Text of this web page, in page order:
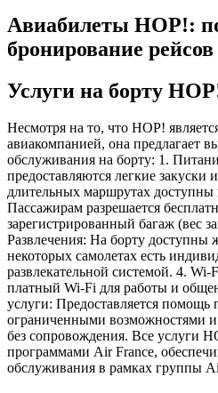
Авиабилеты HOP!:
бронирование рейсов
Услуги на борту
Несмотря на то, что HOP!
авиакомпанией, она предлагает
обслуживания на борту: 1.
предоставляются легкие закуски
длительных маршрутах доступны
Пассажирам разрешается
зарегистрированный багаж (вес
Развлечения: На борту доступны
некоторых самолетах есть
развлекательной системой. 4.
платный Wi-Fi для работы и
услуги: Предоставляется помощь
ограниченными возможностями
без сопровождения. Все услуги
программами Air France,
обслуживания в рамках группы